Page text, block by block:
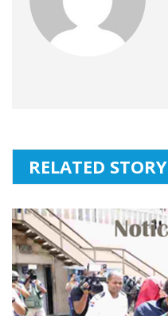
RELATED STORY